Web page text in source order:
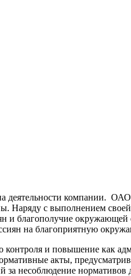
деятельности компании.
Наряду с выполнением
и благополучие
на благоприятную
контроля и повышение как
акты,
несоблюдение нормативов